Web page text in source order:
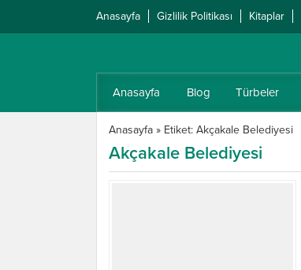
Anasayfa Gizlilik Politikası Kitaplar
Anasayfa Blog Türbeler
Anasayfa » Etiket: Akçakale Belediyesi
Akçakale Belediyesi